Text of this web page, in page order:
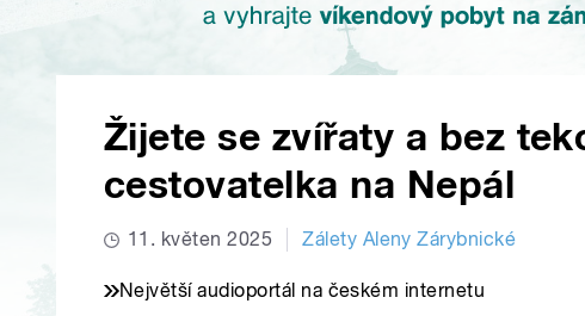
Žijete se zvířaty a bez
cestovatelka na Nepál
11. květen 2025 Zálety Aleny Zárybnické
Největší audioportál na českém internetu